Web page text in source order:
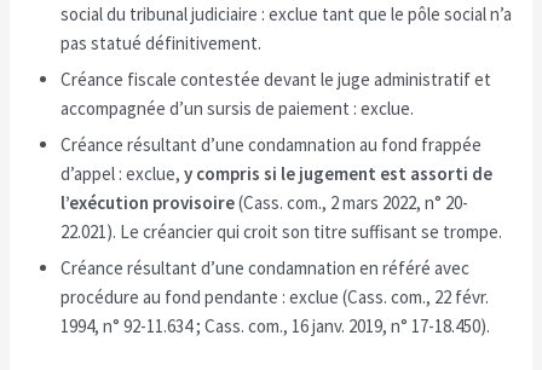
social du tribunal judiciaire : exclue tant que le pôle social n’a
pas statué définitivement.
Créance fiscale contestée devant le juge administratif et
accompagnée d’un sursis de paiement : exclue.
Créance résultant d’une condamnation au fond frappée
d’appel : exclue,y compris si le jugement est assorti de
l’exécution provisoire(Cass. com., 2 mars 2022, n° 20-
22.021). Le créancier qui croit son titre suffisant se trompe.
Créance résultant d’une condamnation en référé avec
procédure au fond pendante : exclue (Cass. com., 22 févr.
1994, n° 92-11.634 ; Cass. com., 16 janv. 2019, n° 17-18.450).